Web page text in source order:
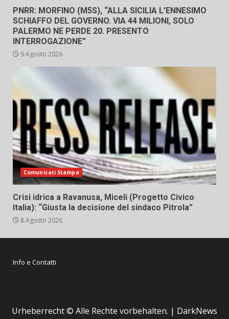
PNRR: MORFINO (M5S), “ALLA SICILIA L’ENNESIMO
SCHIAFFO DEL GOVERNO. VIA 44 MILIONI, SOLO
PALERMO NE PERDE 20. PRESENTO
INTERROGAZIONE”
9 Agosto 2026
Comunicati Stampa
Crisi idrica a Ravanusa, Miceli (Progetto Civico
Italia): “Giusta la decisione del sindaco Pitrola”
8 Agosto 2026
Info e Contatti
Urheberrecht © Alle Rechte vorbehalten. | DarkNews